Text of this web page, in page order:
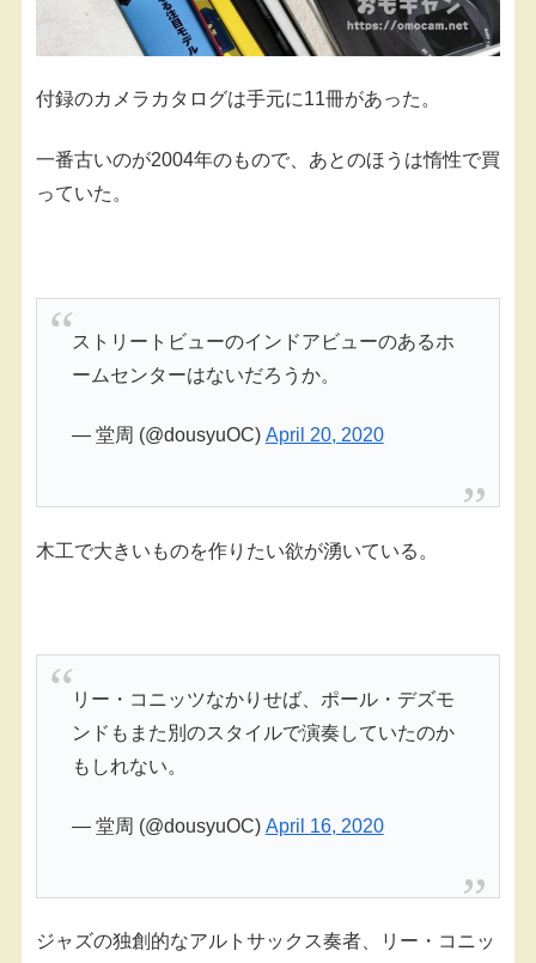
付録のカメラカタログは手元に11冊があった。
一番古いのが2004年のもので、あとのほうは惰性で買
っていた。
ストリートビューのインドアビューのあるホ
ームセンターはないだろうか。
— 堂周 (@dousyuOC) April 20, 2020
木工で大きいものを作りたい欲が湧いている。
リー・コニッツなかりせば、ポール・デズモ
ンドもまた別のスタイルで演奏していたのか
もしれない。
— 堂周 (@dousyuOC) April 16, 2020
ジャズの独創的なアルトサックス奏者、リー・コニッ